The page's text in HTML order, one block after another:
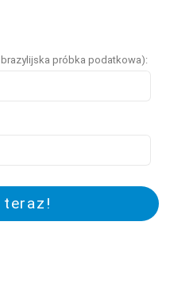
próbka podatkowa):
teraz!